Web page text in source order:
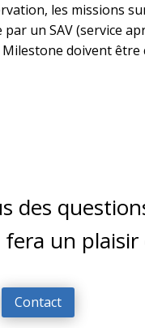
les missions
un SAV (service
doivent
des
un plaisir
Contact